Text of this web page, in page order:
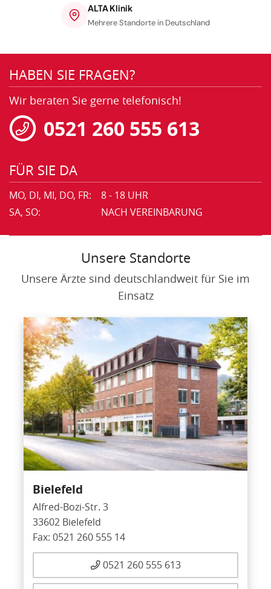
ALTA Klinik
Mehrere Standorte in Deutschland
HABEN SIE FRAGEN?
Wir beraten Sie gerne telefonisch!
0521 260 555 613
FÜR SIE DA
MO, DI, MI, DO, FR:
8 - 18 UHR
SA, SO:
NACH VEREINBARUNG
Unsere Standorte
Unsere Ärzte sind deutschlandweit für Sie im
Einsatz
Bielefeld
Alfred-Bozi-Str. 3
33602 Bielefeld
Fax: 0521 260 555 14
0521 260 555 613